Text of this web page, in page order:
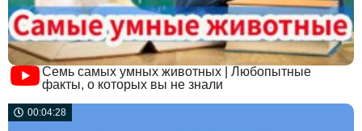
Семь самых умных животных | Любопытные
факты, о которых вы не знали
00:04:28